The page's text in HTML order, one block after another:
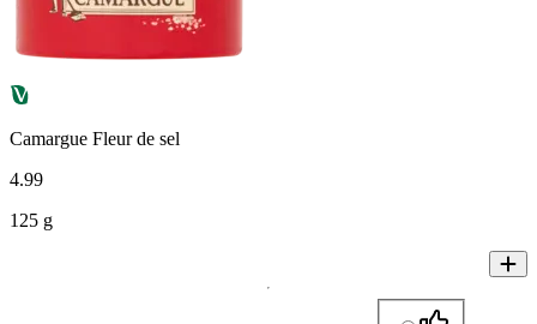
Camargue Fleur de sel
4.99
125 g